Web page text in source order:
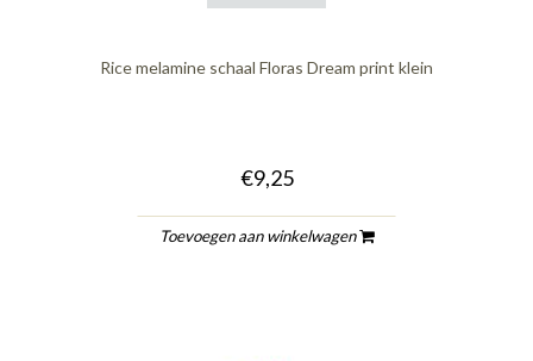
Rice melamine schaal Floras Dream print klein
€9,25
Toevoegen aan winkelwagen